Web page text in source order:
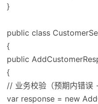
}
public class
{
public
{
// 业务校验（预期内错误 -
var response = new